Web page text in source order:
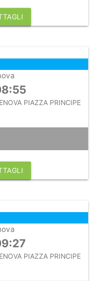
PIAZZA PRINCIPE
PIAZZA PRINCIPE